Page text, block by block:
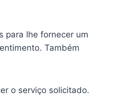
para lhe fornecer um
Também
o serviço solicitado.